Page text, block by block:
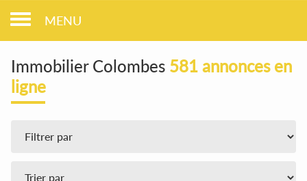
MENU
Immobilier Colombes 581 annonces en
ligne